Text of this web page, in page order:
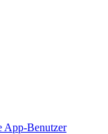
App-Benutzer